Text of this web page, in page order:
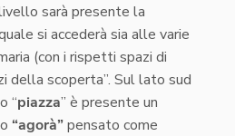
sarà presente la
si accederà sia alle varie
(con i rispetti spazi di
della scoperta”. Sul lato sud
“piazza” è presente un
“agorà”pensato come